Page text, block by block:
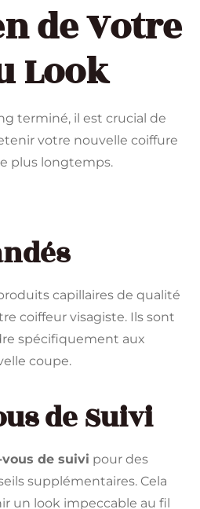
de Votre
Look
terminé, il est crucial de
votre nouvelle coiffure
plus longtemps.
capillaires de qualité
coiffeur visagiste. Ils sont
spécifiquement aux
coupe.
de Suivi
de suivi pour des
supplémentaires. Cela
un look impeccable au fil